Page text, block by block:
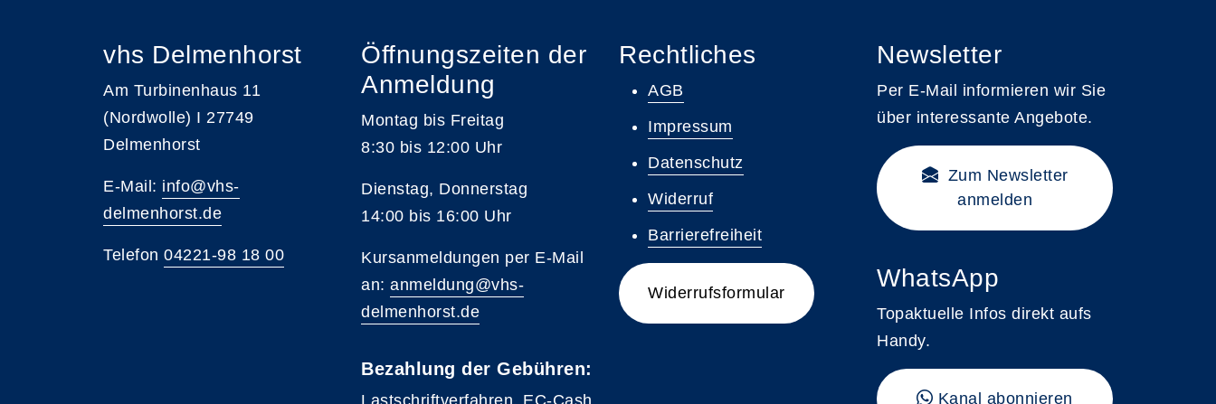
vhs Delmenhorst
Am Turbinenhaus 11
(Nordwolle) I 27749
Delmenhorst
E-Mail: info@vhs-
delmenhorst.de
Telefon 04221-98 18 00
Öffnungszeiten der
Anmeldung
Montag bis Freitag
8:30 bis 12:00 Uhr
Dienstag, Donnerstag
14:00 bis 16:00 Uhr
Kursanmeldungen per E-Mail
an: anmeldung@vhs-
delmenhorst.de
Bezahlung der Gebühren:
Lastschriftverfahren, EC-Cash
Rechtliches
AGB
Impressum
Datenschutz
Widerruf
Barrierefreiheit
Widerrufsformular
Newsletter
Per E-Mail informieren wir Sie
über interessante Angebote.
Zum Newsletter
anmelden
WhatsApp
Topaktuelle Infos direkt aufs
Handy.
Kanal abonnieren